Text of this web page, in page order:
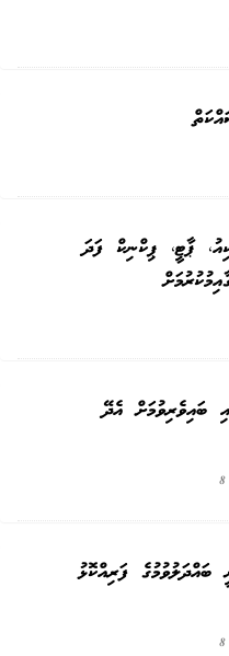
ޕާޓީ، ޕިކްނިކް ފަދަ
ބައިވެރިވުމަށް އެދޭ
8
ފަރިއްކޮޅު
8